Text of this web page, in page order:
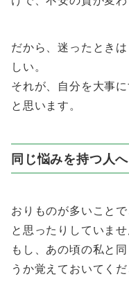
だから、迷ったとき
しい。
それが、自分を大事
と思います。
同じ悩みを持つ人
おりものが多いこと
と思ったりしていませ
もし、あの頃の私と
うか覚えておいてくだ